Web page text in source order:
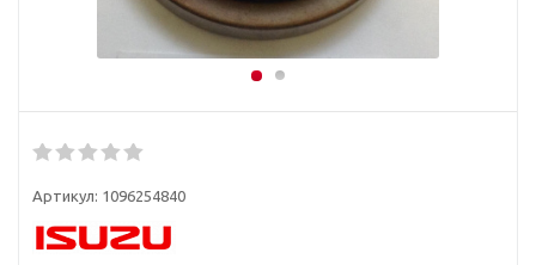
Артикул: 1096254840